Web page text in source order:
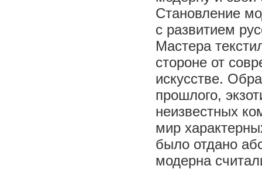
Становление
с развитием
Мастера
стороне от
искусстве.
прошлого,
неизвестных
мир
было отдано
модерна